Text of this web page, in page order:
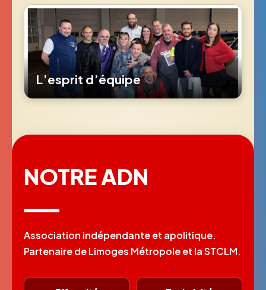
L’esprit d’équipe
NOTRE ADN
Association indépendante et apolitique.
Partenaire de Limoges Métropole et la STCLM.